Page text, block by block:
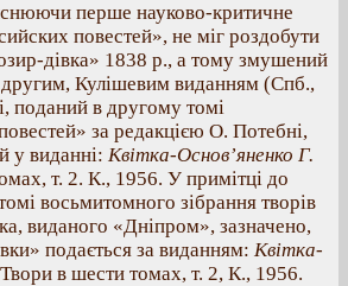
перше науково-критичне
повестей», не міг роздобути
дівка» 1838 р., а тому змушений
другим, Кулішевим виданням (Спб.,
поданий в другому томі
за редакцією О. Потебні,
у виданні: Квітка-Основ’яненко Г.
т. 2. К., 1956. У примітці до
восьмитомного зібрання творів
виданого «Дніпром», зазначено,
подається за виданням: Квітка-
Твори в шести томах, т. 2, К., 1956.